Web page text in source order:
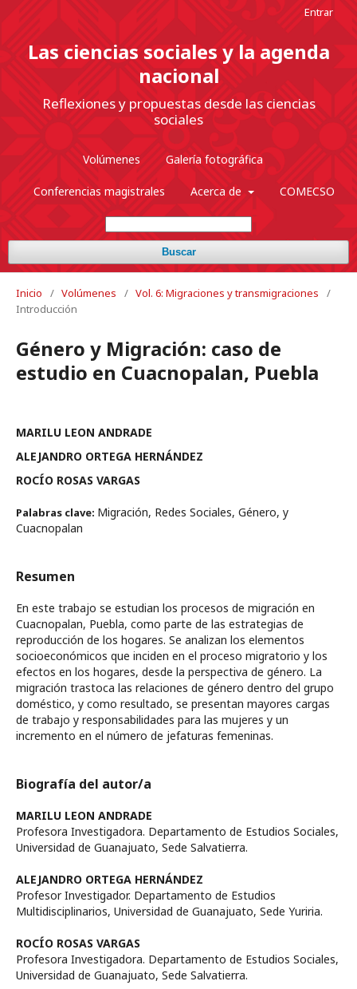
Las ciencias sociales y la agenda
nacional
Reflexiones y propuestas desde las ciencias
sociales
Volúmenes Galería fotográfica
Conferencias magistrales Acerca de COMECSO
Buscar
Entrar
Inicio / Volúmenes / Vol. 6: Migraciones y transmigraciones
/
Introducción
Género y Migración: caso de
estudio en Cuacnopalan, Puebla
MARILU LEON ANDRADE
ALEJANDRO ORTEGA HERNÁNDEZ
ROCÍO ROSAS VARGAS
Palabras clave: Migración, Redes Sociales, Género, y
Cuacnopalan
Resumen
En este trabajo se estudian los procesos de migración en
Cuacnopalan, Puebla, como parte de las estrategias de
reproducción de los hogares. Se analizan los elementos
socioeconómicos que inciden en el proceso migratorio y los
efectos en los hogares, desde la perspectiva de género. La
migración trastoca las relaciones de género dentro del grupo
doméstico, y como resultado, se presentan mayores cargas
de trabajo y responsabilidades para las mujeres y un
incremento en el número de jefaturas femeninas.
Biografía del autor/a
MARILU LEON ANDRADE
Profesora Investigadora. Departamento de Estudios Sociales,
Universidad de Guanajuato, Sede Salvatierra.
ALEJANDRO ORTEGA HERNÁNDEZ
Profesor Investigador. Departamento de Estudios
Multidisciplinarios, Universidad de Guanajuato, Sede Yuriria.
ROCÍO ROSAS VARGAS
Profesora Investigadora. Departamento de Estudios Sociales,
Universidad de Guanajuato, Sede Salvatierra.